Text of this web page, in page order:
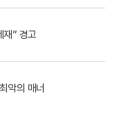
재” 경고
악의 매너